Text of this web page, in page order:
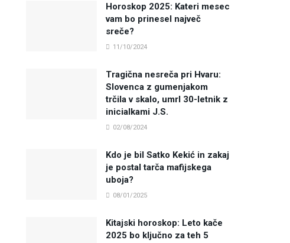
Horoskop 2025: Kateri mesec
vam bo prinesel največ
sreče?
11/10/2024
Tragična nesreča pri Hvaru:
Slovenca z gumenjakom
trčila v skalo, umrl 30-letnik z
inicialkami J.S.
02/08/2024
Kdo je bil Satko Kekić in zakaj
je postal tarča mafijskega
uboja?
08/01/2025
Kitajski horoskop: Leto kače
2025 bo ključno za teh 5